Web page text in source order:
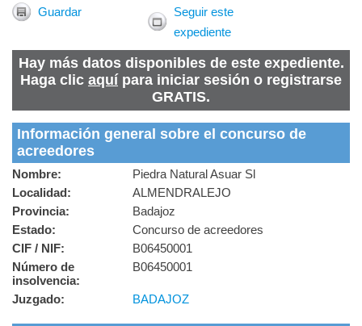
Guardar
Seguir este
expediente
Hay más datos disponibles de este expediente.
Haga clic aquí para iniciar sesión o registrarse
GRATIS.
Información general sobre el concurso de
acreedores
Nombre:
Piedra Natural Asuar Sl
Localidad:
ALMENDRALEJO
Provincia:
Badajoz
Estado:
Concurso de acreedores
CIF / NIF:
B06450001
Número de
insolvencia:
B06450001
Juzgado: BADAJOZ